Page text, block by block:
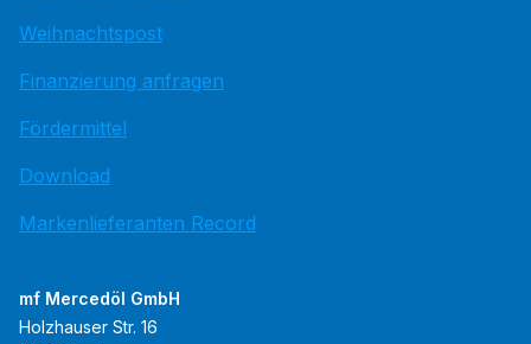
Weihnachtspost
Finanzierung anfragen
Fördermittel
Download
Markenlieferanten Record
mf Mercedöl GmbH
Holzhauser Str. 16